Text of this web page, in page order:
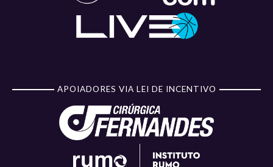
APOIADORES VIA LEI DE INCENTIVO